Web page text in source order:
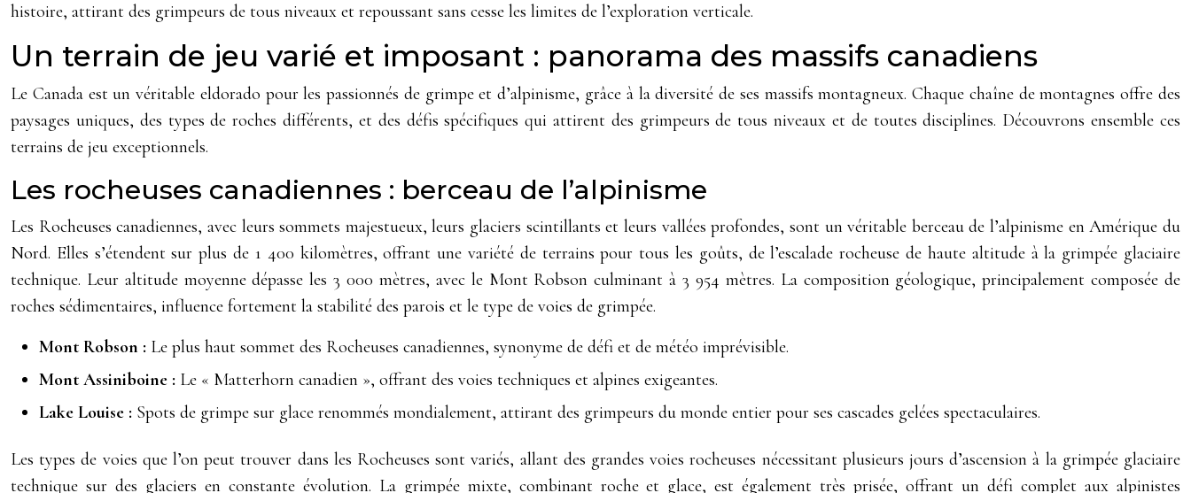
histoire, attirant des grimpeurs de tous niveaux et repoussant sans cesse les limites de l’exploration verticale.
Un terrain de jeu varié et imposant : panorama des massifs canadiens
Le Canada est un véritable eldorado pour les passionnés de grimpe et d’alpinisme, grâce à la diversité de ses massifs montagneux. Chaque chaîne de montagnes offre des
paysages uniques, des types de roches différents, et des défis spécifiques qui attirent des grimpeurs de tous niveaux et de toutes disciplines. Découvrons ensemble ces
terrains de jeu exceptionnels.
Les rocheuses canadiennes : berceau de l’alpinisme
Les Rocheuses canadiennes, avec leurs sommets majestueux, leurs glaciers scintillants et leurs vallées profondes, sont un véritable berceau de l’alpinisme en Amérique du
Nord. Elles s’étendent sur plus de 1 400 kilomètres, offrant une variété de terrains pour tous les goûts, de l’escalade rocheuse de haute altitude à la grimpée glaciaire
technique. Leur altitude moyenne dépasse les 3 000 mètres, avec le Mont Robson culminant à 3 954 mètres. La composition géologique, principalement composée de
roches sédimentaires, influence fortement la stabilité des parois et le type de voies de grimpée.
Mont Robson : Le plus haut sommet des Rocheuses canadiennes, synonyme de défi et de météo imprévisible.
Mont Assiniboine : Le « Matterhorn canadien », offrant des voies techniques et alpines exigeantes.
Lake Louise : Spots de grimpe sur glace renommés mondialement, attirant des grimpeurs du monde entier pour ses cascades gelées spectaculaires.
Les types de voies que l’on peut trouver dans les Rocheuses sont variés, allant des grandes voies rocheuses nécessitant plusieurs jours d’ascension à la grimpée glaciaire
technique sur des glaciers en constante évolution. La grimpée mixte, combinant roche et glace, est également très prisée, offrant un défi complet aux alpinistes